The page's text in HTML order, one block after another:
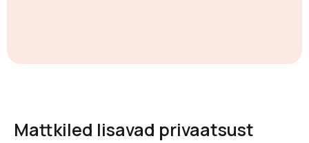
Mattkiled lisavad privaatsust